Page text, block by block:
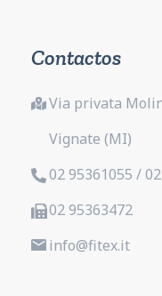
Contactos
Via privata
Vignate (MI)
02 95361055 /
02 95363472
info@fitex.it